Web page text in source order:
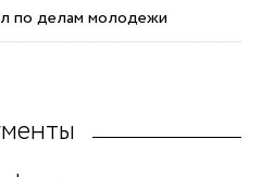
по делам молодежи